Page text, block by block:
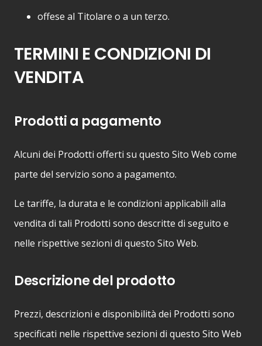
offese al Titolare o a un terzo.
TERMINI E CONDIZIONI DI
VENDITA
Prodotti a pagamento
Alcuni dei Prodotti offerti su questo Sito Web come
parte del servizio sono a pagamento.
Le tariffe, la durata e le condizioni applicabili alla
vendita di tali Prodotti sono descritte di seguito e
nelle rispettive sezioni di questo Sito Web.
Descrizione del prodotto
Prezzi, descrizioni e disponibilità dei Prodotti sono
specificati nelle rispettive sezioni di questo Sito Web